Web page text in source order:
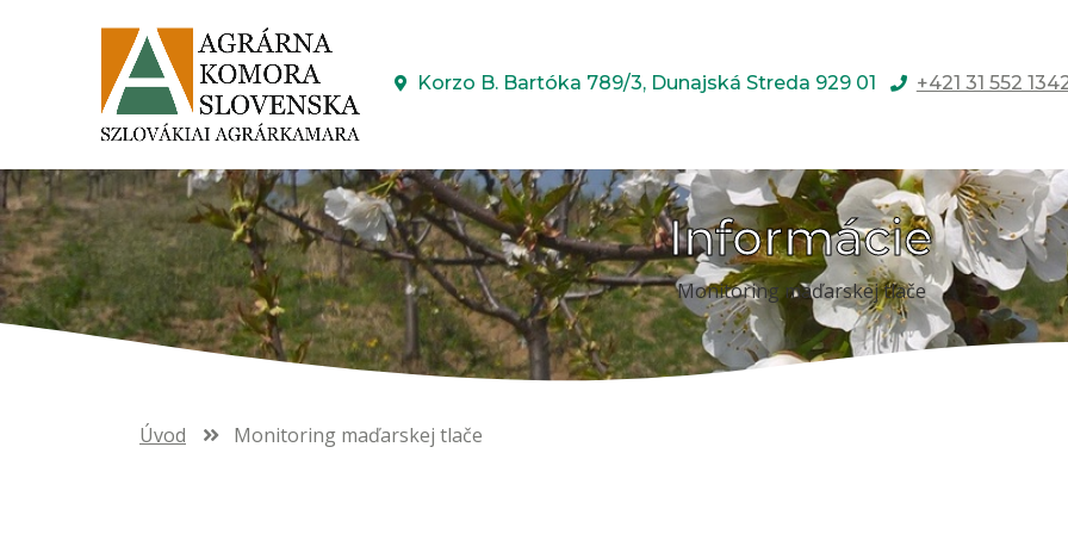
Korzo B. Bartóka 789/3, Dunajská Streda 929 01 +421 31 552
Informácie
Monitoring maďarskej tlače
Úvod Monitoring maďarskej tlače